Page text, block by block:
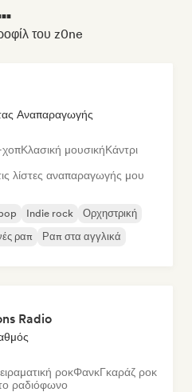
του z0ne
Αναπαραγωγής
Κλασική μουσικήΚάντρι
λίστες αναπαραγωγής μου
Indie rock
Ορχηστρική
ραπ Ραπ στα αγγλικά
Radio
ροκΦανκΓκαράζ ροκ
ραδιόφωνο